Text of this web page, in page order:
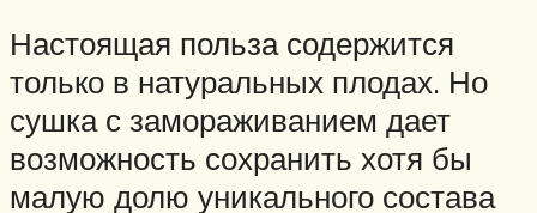
Настоящая польза содержится
только в натуральных плодах. Но
сушка с замораживанием дает
возможность сохранить хотя бы
малую долю уникального состава